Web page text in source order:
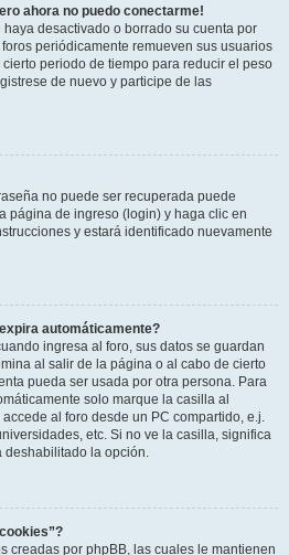
ahora no puedo conectarme!
desactivado o borrado su cuenta por
periódicamente remueven sus usuarios
periodo de tiempo para reducir el peso
de nuevo y participe de las
no puede ser recuperada puede
página de ingreso (login) y haga clic en
y estará identificado nuevamente
automáticamente?
ingresa al foro, sus datos se guardan
al salir de la página o al cabo de cierto
pueda ser usada por otra persona. Para
solo marque la casilla al
al foro desde un PC compartido, e.j.
etc. Si no ve la casilla, significa
deshabilitado la opción.
creadas por phpBB, las cuales le mantienen